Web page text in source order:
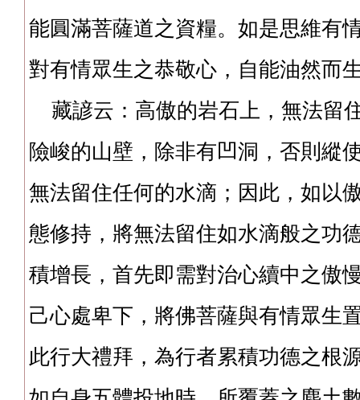
能圓滿菩薩道之資糧。如是思維有
對有情眾生之恭敬心，自能油然而
藏諺云：高傲的岩石上，無法留
險峻的山壁，除非有凹洞，否則縱
無法留住任何的水滴；因此，如以
態修持，將無法留住如水滴般之功
積增長，首先即需對治心續中之傲
己心處卑下，將佛菩薩與有情眾生
此行大禮拜，為行者累積功德之根